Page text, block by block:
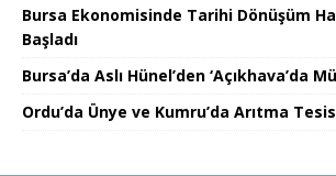
Bursa Ekonomisinde Tarihi Dönüşüm
Başladı
Bursa’da Aslı Hünel’den ‘Açıkhava’da
Ordu’da Ünye ve Kumru’da Arıtma